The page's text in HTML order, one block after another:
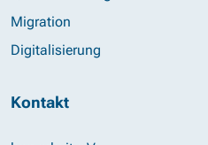
Migration
Digitalisierung
Kontakt